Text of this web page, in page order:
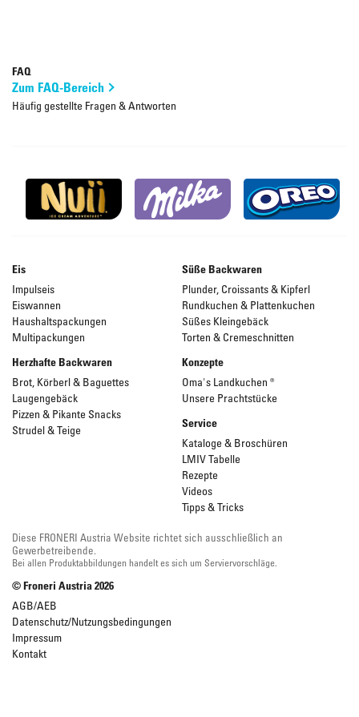
FAQ
Zum FAQ-Bereich
Häufig gestellte Fragen & Antworten
Eis
Impulseis
Eiswannen
Haushaltspackungen
Multipackungen
Süße Backwaren
Plunder, Croissants & Kipferl
Rundkuchen & Plattenkuchen
Süßes Kleingebäck
Torten & Cremeschnitten
Herzhafte Backwaren
Brot, Körberl & Baguettes
Laugengebäck
Pizzen & Pikante Snacks
Strudel & Teige
Konzepte
Oma's Landkuchen ®
Unsere Prachtstücke
Service
Kataloge & Broschüren
LMIV Tabelle
Rezepte
Videos
Tipps & Tricks
Diese FRONERI Austria Website richtet sich ausschließlich an
Gewerbetreibende.
Bei allen Produktabbildungen handelt es sich um Serviervorschläge.
© Froneri Austria2026
AGB/AEB
Datenschutz/Nutzungsbedingungen
Impressum
Kontakt